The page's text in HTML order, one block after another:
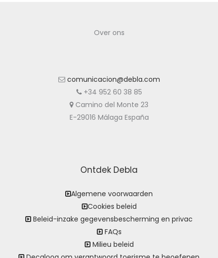
Over ons
comunicacion@debla.com
+34 952 60 38 85
Camino del Monte 23
E-29016 Málaga España
Ontdek Debla
Algemene voorwaarden
Cookies beleid
Beleid-inzake gegevensbescherming en privac
FAQs
Milieu beleid